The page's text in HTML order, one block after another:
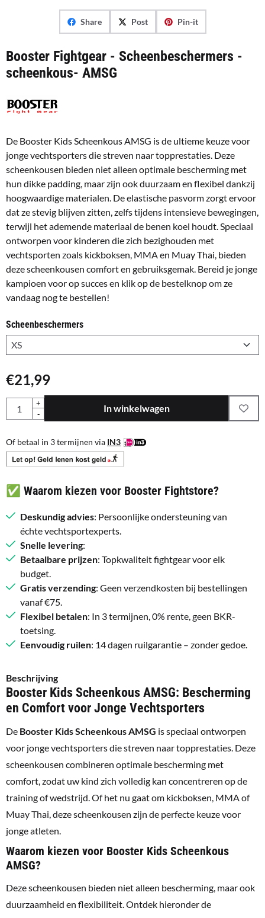
Share Post Pin-it
Booster Fightgear - Scheenbeschermers -
scheenkous- AMSG
De Booster Kids Scheenkous AMSG is de ultieme keuze voor
jonge vechtsporters die streven naar topprestaties. Deze
scheenkousen bieden niet alleen optimale bescherming met
hun dikke padding, maar zijn ook duurzaam en flexibel dankzij
hoogwaardige materialen. De elastische pasvorm zorgt ervoor
dat ze stevig blijven zitten, zelfs tijdens intensieve bewegingen,
terwijl het ademende materiaal de benen koel houdt. Speciaal
ontworpen voor kinderen die zich bezighouden met
vechtsporten zoals kickboksen, MMA en Muay Thai, bieden
deze scheenkousen comfort en gebruiksgemak. Bereid je jonge
kampioen voor op succes en klik op de bestelknop om ze
vandaag nog te bestellen!
Scheenbeschermers
€21,99
Aantal
+
-
In winkelwagen
Of betaal in 3 termijnen via IN3
✅ Waarom kiezen voor Booster Fightstore?
Deskundig advies: Persoonlijke ondersteuning van
échte vechtsportexperts.
Snelle levering:
Betaalbare prijzen: Topkwaliteit fightgear voor elk
budget.
Gratis verzending: Geen verzendkosten bij bestellingen
vanaf €75.
Flexibel betalen: In 3 termijnen, 0% rente, geen BKR-
toetsing.
Eenvoudig ruilen: 14 dagen ruilgarantie – zonder gedoe.
Beschrijving
Booster Kids Scheenkous AMSG: Bescherming
en Comfort voor Jonge Vechtsporters
De Booster Kids Scheenkous AMSG is speciaal ontworpen
voor jonge vechtsporters die streven naar topprestaties. Deze
scheenkousen combineren optimale bescherming met
comfort, zodat uw kind zich volledig kan concentreren op de
training of wedstrijd. Of het nu gaat om kickboksen, MMA of
Muay Thai, deze scheenkousen zijn de perfecte keuze voor
jonge atleten.
Waarom kiezen voor Booster Kids Scheenkous
AMSG?
Deze scheenkousen bieden niet alleen bescherming, maar ook
duurzaamheid en flexibiliteit. Ontdek hieronder de